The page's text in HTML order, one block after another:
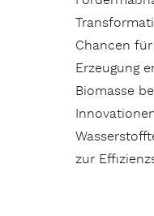
Chancen
Erzeugung
Biomasse
zur